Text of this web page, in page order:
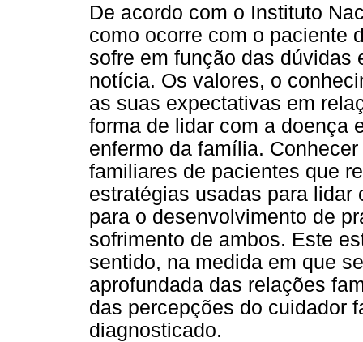
De acordo com o Instituto
como ocorre com o paciente
sofre em função das dúvidas
notícia. Os valores, o
as suas expectativas em
forma de lidar com a doença
enfermo da família.
familiares de pacientes que
estratégias usadas para
para o desenvolvimento de
sofrimento de ambos. Este
sentido, na medida em que
aprofundada das relações
das percepções do cuidador
diagnosticado.